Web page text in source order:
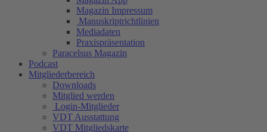
Magazin Impressum
Manuskriptrichtlinien
Mediadaten
Praxispräsentation
Paracelsus Magazin
Podcast
Mitgliederbereich
Downloads
Mitglied werden
Login-Mitglieder
VDT Ausstattung
VDT Mitgliedskarte